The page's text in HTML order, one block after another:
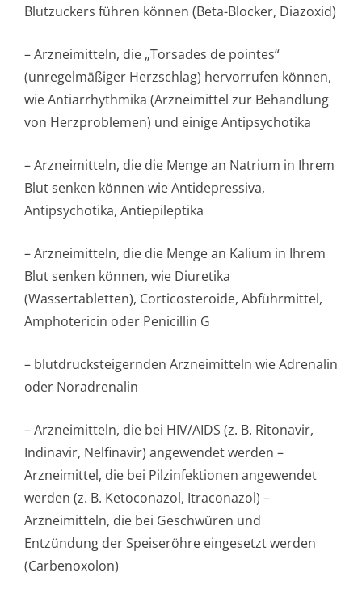
Blutzuckers führen können (Beta-Blocker, Diazoxid)
– Arzneimitteln, die „Torsades de pointes“
(unregelmäßiger Herzschlag) hervorrufen können,
wie Antiarrhythmika (Arzneimittel zur Behandlung
von Herzproblemen) und einige Antipsychotika
– Arzneimitteln, die die Menge an Natrium in Ihrem
Blut senken können wie Antidepressiva,
Antipsychotika, Antiepileptika
– Arzneimitteln, die die Menge an Kalium in Ihrem
Blut senken können, wie Diuretika
(Wassertabletten), Corticosteroide, Abführmittel,
Amphotericin oder Penicillin G
– blutdruckstei­gernden Arzneimitteln wie Adrenalin
oder Noradrenalin
– Arzneimitteln, die bei HIV/AIDS (z. B. Ritonavir,
Indinavir, Nelfinavir) angewendet werden –
Arzneimittel, die bei Pilzinfektionen angewendet
werden (z. B. Ketoconazol, Itraconazol) –
Arzneimitteln, die bei Geschwüren und
Entzündung der Speiseröhre eingesetzt werden
(Carbenoxolon)